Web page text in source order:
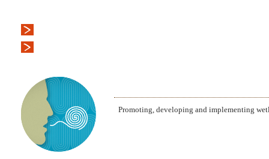
Promoting, developing and implementing